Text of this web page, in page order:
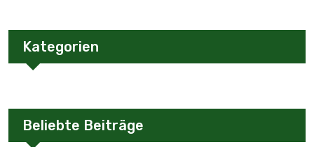
Kategorien
Beliebte Beiträge